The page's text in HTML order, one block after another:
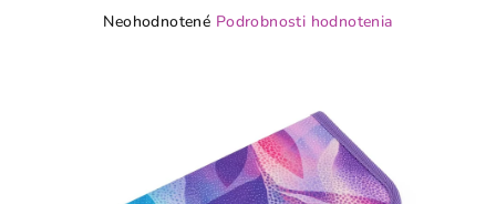
Priemerné
hviezdičiek.
Neohodnotené Podrobnosti hodnotenia